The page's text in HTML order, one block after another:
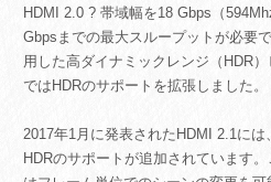
HDMI 2.0 ? 帯域幅を18 Gbps（
Gbpsまでの最大スループットが必要
用した高ダイナミックレンジ（HDR
ではHDRのサポートを拡張しました。
2017年1月に発表されたHDMI 2.1に
HDRのサポートが追加されています